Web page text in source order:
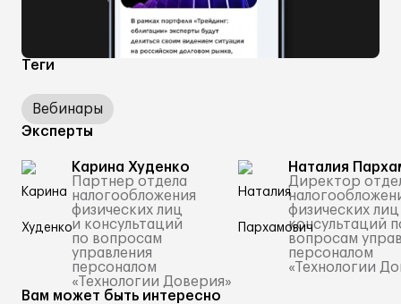
Теги
Вебинары
Эксперты
Карина Худенко
Партнер отдела
налогообложения
физических лиц
и консультаций
по вопросам
управления
персоналом
«Технологии Доверия»
Наталия
Директор
физических
консультаций
вопросам
персоналом
«Технологии
Вам может быть интересно